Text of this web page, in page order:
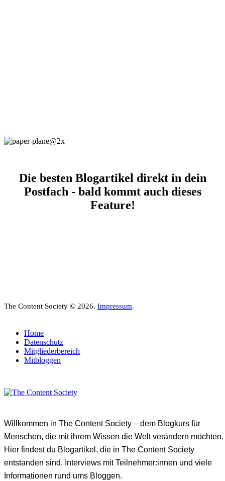
Die besten Blogartikel direkt in dein
Postfach - bald kommt auch dieses
Feature!
The Content Society © 2026. Impressum.
Home
Datenschutz
Mitgliederbereich
Mitbloggen
Willkommen in The Content Society – dem Blogkurs für
Menschen, die mit ihrem Wissen die Welt verändern möchten.
Hier findest du Blogartikel, die in The Content Society
entstanden sind, Interviews mit Teilnehmer:innen und viele
Informationen rund ums Bloggen.